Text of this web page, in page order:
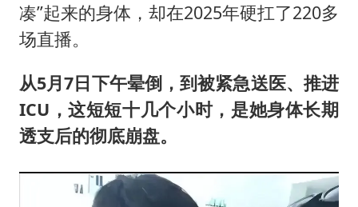
凑”起来的身体，却在2025年硬扛了220多
场直播。
从5月7日下午晕倒，到被紧急送医、推进
ICU，这短短十几个小时，是她身体长期
透支后的彻底崩盘。